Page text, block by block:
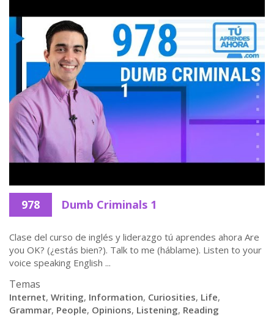
978 Dumb Criminals 1
Clase del curso de inglés y liderazgo tú aprendes ahora Are
you OK? (¿estás bien?). Talk to me (háblame). Listen to your
voice speaking English ...
Temas
Internet, Writing, Information, Curiosities, Life,
Grammar, People, Opinions, Listening, Reading